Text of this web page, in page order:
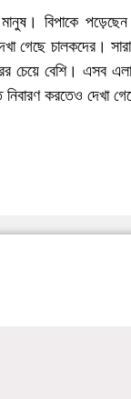
বিপাকে পড়েছেন
গেছে চালকদের।
চেয়ে বেশি। এসব
করতেও দেখা